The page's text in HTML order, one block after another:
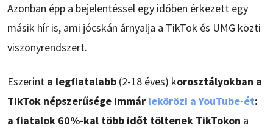
Azonban épp a bejelentéssel egy időben érkezett egy
másik hír is, ami jócskán árnyalja a TikTok és UMG közti
viszonyrendszert.
Eszerint a legfiatalabb (2-18 éves) korosztályokban a
TikTok népszerűsége immár lekörözi a YouTube-ét:
a fiatalok 60%-kal több időt töltenek TikTokon a